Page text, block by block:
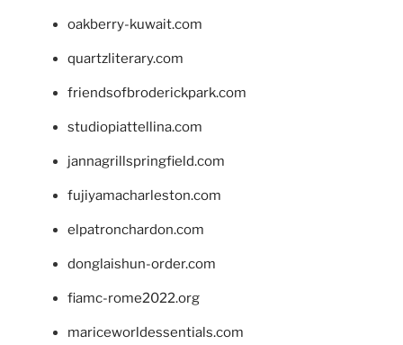
oakberry-kuwait.com
quartzliterary.com
friendsofbroderickpark.com
studiopiattellina.com
jannagrillspringfield.com
fujiyamacharleston.com
elpatronchardon.com
donglaishun-order.com
fiamc-rome2022.org
mariceworldessentials.com